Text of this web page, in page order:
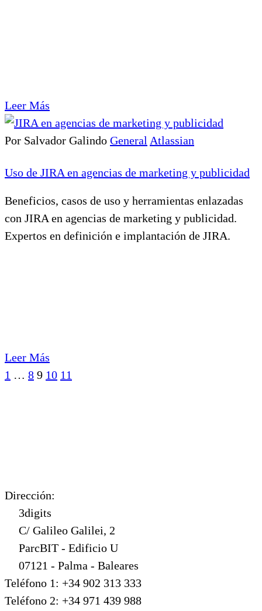
Leer Más
Por Salvador Galindo General Atlassian
Uso de JIRA en agencias de marketing y publicidad
Beneficios, casos de uso y herramientas enlazadas
con JIRA en agencias de marketing y publicidad.
Expertos en definición e implantación de JIRA.
Leer Más
Ant.
1 … 8 9 10 11
Dirección:
3digits
C/ Galileo Galilei, 2
ParcBIT - Edificio U
07121 - Palma - Baleares
Teléfono 1: +34 902 313 333
Teléfono 2: +34 971 439 988